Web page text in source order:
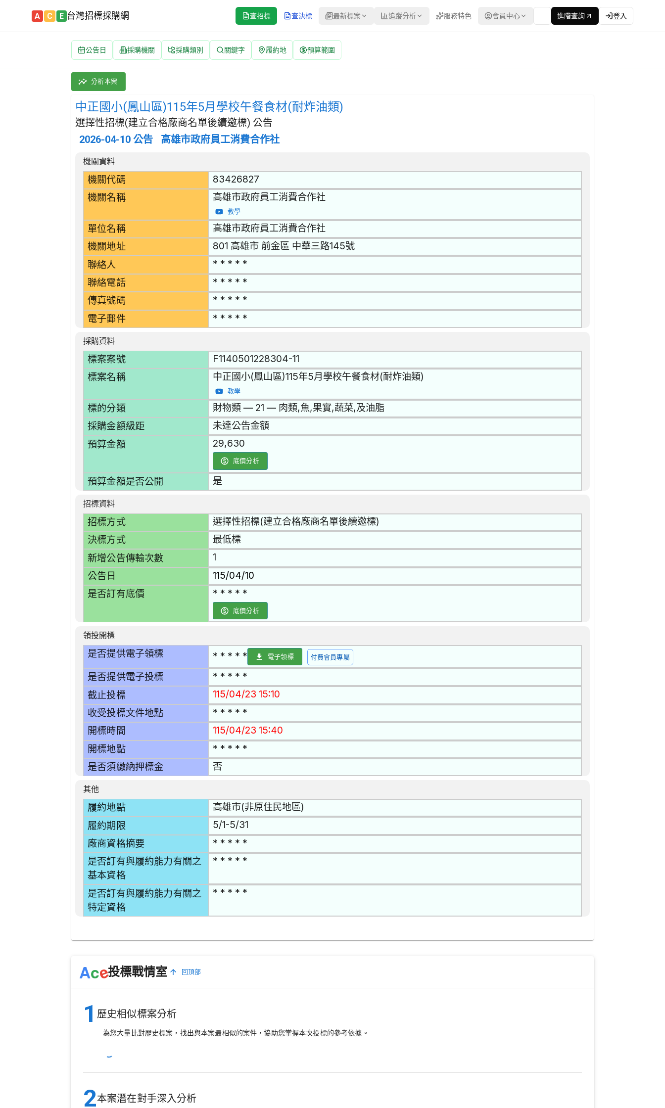
A C E 台灣招標採購網 查招標 查決標 最新標案 追蹤分析 服務特色 會員中心 進階查詢 登入
公告日 採購機關 採購類別 關鍵字 履約地 預算範圍
中正國小(鳳山區)115年5月學校午餐食材(耐炸油類) 招標公告 | 案號：F1140501228304-11 | 選擇性招標(建立合格廠商名單後續邀標) 公告
採購類別：財物類 肉類,魚,果實,蔬菜,及油脂 | 招標方式：選擇性招標(建立合格廠商名單後續邀標) | 決標方式：最低標 | 資料來源：台灣政府電子採購網（公共工程委
分析本案
中正國小(鳳山區)115年5月學校午餐食材(耐炸油類)
選擇性招標(建立合格廠商名單後續邀標) 公告
2026-04-10 公告 高雄市政府員工消費合作社
招標公告詳細內容
機關資料
機關代碼 83426827
機關名稱 高雄市政府員工消費合作社
教學
單位名稱 高雄市政府員工消費合作社
機關地址 801 高雄市 前金區 中華三路145號
聯絡人 * * * * *
聯絡電話 * * * * *
傳真號碼 * * * * *
電子郵件 * * * * *
採購資料
標案案號 F1140501228304-11
標案名稱 中正國小(鳳山區)115年5月學校午餐食材(耐炸油類)
教學
標的分類 財物類 — 21 — 肉類,魚,果實,蔬菜,及油脂
採購金額級距 未達公告金額
預算金額 29,630
底價分析
預算金額是否公開 是
招標資料
招標方式 選擇性招標(建立合格廠商名單後續邀標)
決標方式 最低標
新增公告傳輸次數 1
公告日 115/04/10
是否訂有底價 * * * * *
底價分析
領投開標
是否提供電子領標 * * * * * 電子領標 付費會員專屬
是否提供電子投標 * * * * *
截止投標 115/04/23 15:10
收受投標文件地點 * * * * *
開標時間 115/04/23 15:40
開標地點 * * * * *
是否須繳納押標金 否
其他
履約地點 高雄市(非原住民地區)
履約期限 5/1-5/31
廠商資格摘要 * * * * *
是否訂有與履約能力有關之
基本資格
* * * * *
是否訂有與履約能力有關之
特定資格
* * * * *
Ace投標戰情室 回頂部
1 歷史相似標案分析
為您大量比對歷史標案，找出與本案最相似的案件，協助您掌握本次投標的參考依據。
2本案潛在對手深入分析